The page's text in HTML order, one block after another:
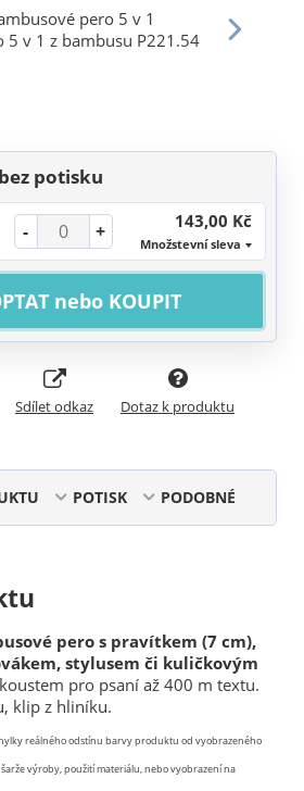
potisku
- + 143,00 Kč
Množstevní sleva
nebo KOUPIT
Sdílet odkaz Dotaz k produktu
POTISK PODOBNÉ
pero s pravítkem (7 cm),
stylusem či kuličkovým
pro psaní až 400 m textu.
klip z hliníku.
reálného odstínu barvy produktu od vyobrazeného
výroby, použití materiálu, nebo vyobrazení na